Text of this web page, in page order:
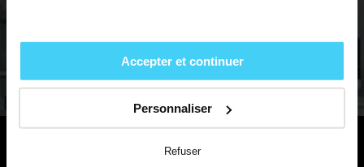
Accepter et continuer
Personnaliser
Refuser
MSC MANAGER GOUVERNANCE &
CONFORMITÉ